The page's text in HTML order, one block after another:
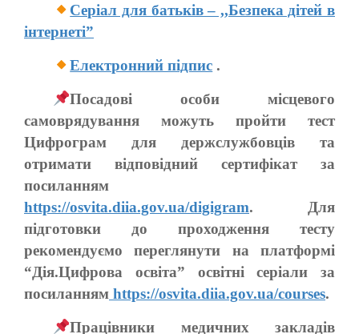
Серіал для батьків – ,,Безпека дітей в
інтернеті”
Електронний підпис .
Посадові особи місцевого
самоврядування можуть пройти тест
Цифрограм для держслужбовців та
отримати відповідний сертифікат за
посиланням
https://osvita.diia.gov.ua/digigram. Для
підготовки до проходження тесту
рекомендуємо переглянути на платформі
“Дія.Цифрова освіта” освітні серіали за
посиланням https://osvita.diia.gov.ua/courses.
Працівники медичних закладів